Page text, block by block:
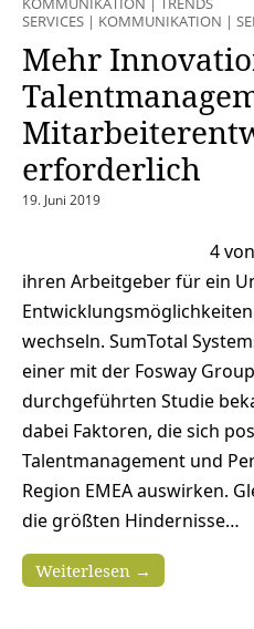
SERVICES | KOMMUNIKATION |
Mehr
erforderlich
19. Juni 2019
4
ihren Arbeitgeber für ein
wechseln. SumTotal
einer mit der Fosway
durchgeführten Studie
dabei Faktoren, die sich
Talentmanagement und
Region EMEA auswirken.
die größten Hindernisse…
Weiterlesen →